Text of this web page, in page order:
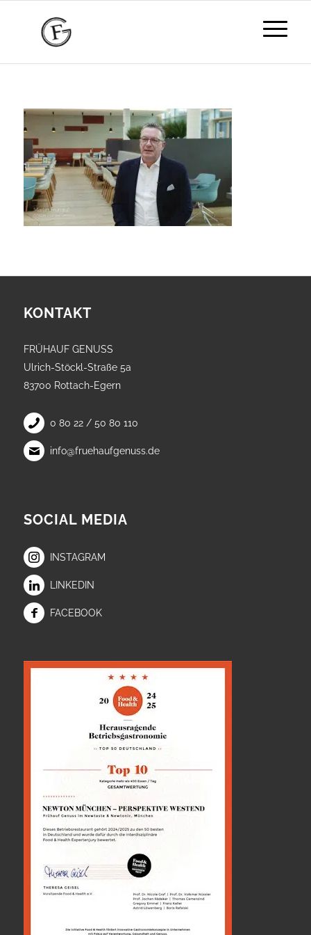
KONTAKT
FRÜHAUF GENUSS
Ulrich-Stöckl-Straße 5a
83700 Rottach-Egern
0 80 22 / 50 80 110
info@fruehaufgenuss.de
SOCIAL MEDIA
INSTAGRAM
LINKEDIN
FACEBOOK